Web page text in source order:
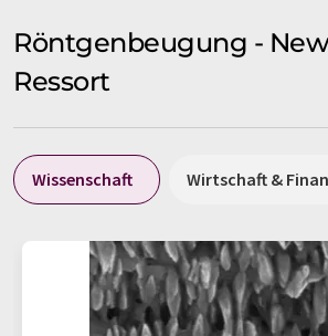
Röntgenbeugung -
Ressort
Wissenschaft Wirtschaft &